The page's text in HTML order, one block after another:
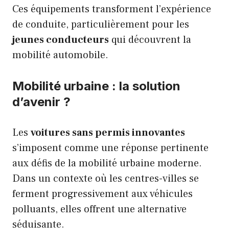
Ces équipements transforment l’expérience
de conduite, particulièrement pour les
jeunes conducteurs qui découvrent la
mobilité automobile.
Mobilité urbaine : la solution
d’avenir ?
Les voitures sans permis innovantes
s’imposent comme une réponse pertinente
aux défis de la mobilité urbaine moderne.
Dans un contexte où les centres-villes se
ferment progressivement aux véhicules
polluants, elles offrent une alternative
séduisante.